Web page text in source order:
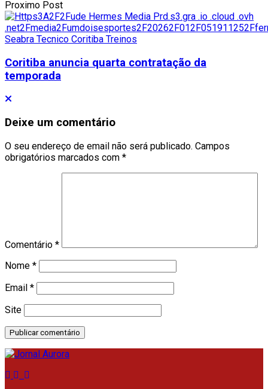
Proximo Post
Coritiba anuncia quarta contratação da
temporada
Deixe um comentário
O seu endereço de email não será publicado. Campos
obrigatórios marcados com *
Comentário *
Nome *
Email *
Site